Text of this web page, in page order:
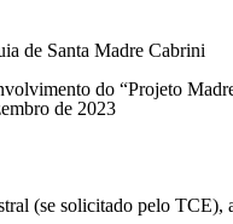
de Santa Madre Cabrini
do “Projeto
de 2023
(se solicitado pelo TCE),